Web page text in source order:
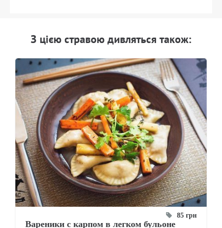
З цiєю стравою дивляться також:
85 грн
Вареники с карпом в легком бульоне